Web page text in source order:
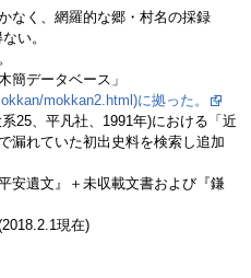
なく、網羅的な郷・村名の採録
い。
データベース」
mokkan2.html)に拠った。
25、平凡社、1991年)における「近
漏れていた初出史料を検索し追加
安遺文』＋未収載文書および『鎌
現在)